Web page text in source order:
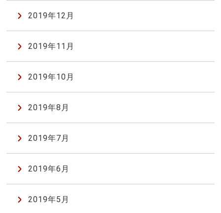
2019年12月
2019年11月
2019年10月
2019年8月
2019年7月
2019年6月
2019年5月